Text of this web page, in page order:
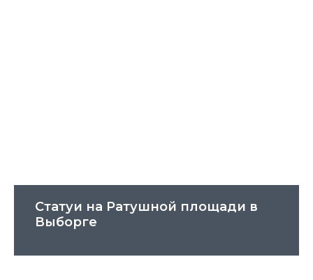
Статуи на Ратушной площади в
Выборге